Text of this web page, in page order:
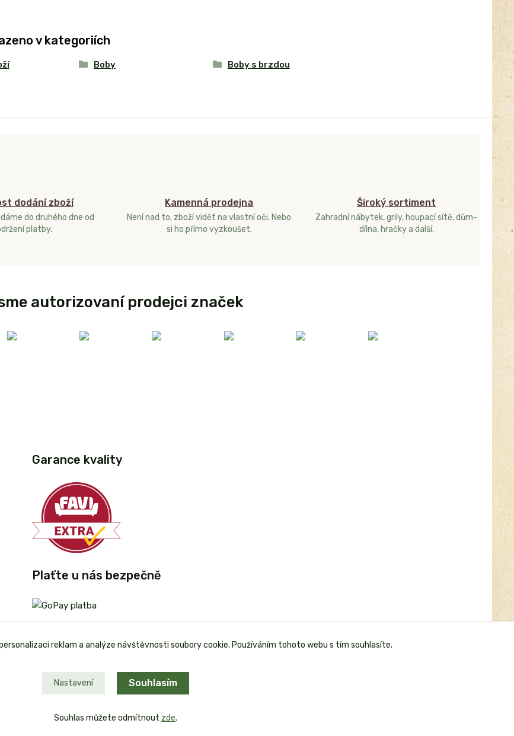
v kategoriích
Boby Boby s brzdou
dodání zboží
do druhého dne od
platby.
Kamenná prodejna
Není nad to, zboží vidět na vlastní oči. Nebo
si ho přímo vyzkoušet.
Široký sortiment
Zahradní nábytek, grily, houpací sítě, dům-
dílna, hračky a další.
autorizovaní prodejci značek
Garance kvality
Plaťte u nás bezpečně
reklam a analýze návštěvnosti soubory cookie. Používáním tohoto webu s tím souhlasíte.
Nastavení Souhlasím
Souhlas můžete odmítnout zde.